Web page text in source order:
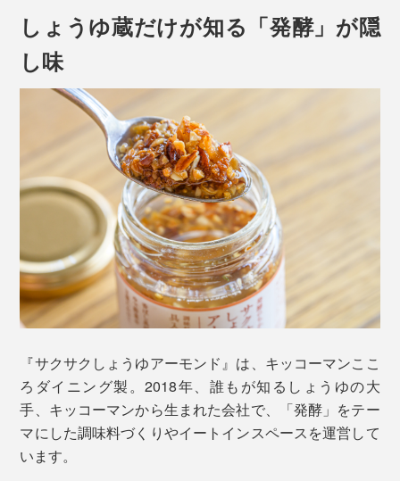
おいしさの秘訣 2.
しょうゆを、凍らせて真空乾燥した、フレーク状の「フ
リーズドライしょうゆ」を配合。
しょうゆを搾る前の「もろみ」も加えているので、噛む
と、しょうゆと大豆の深い旨みがジュワッと広がりま
しょうゆを搾る前のしょうゆもろみ
ッコリー」に。
切っただけの「アボカドとトマトのサラダ」に。それぞ
れかけるだけで、香味豊かな一品を味わえます。
しょうゆ蔵だけが知る「発酵」が隠
し味
『サクサクしょうゆアーモンド』は、キッコーマンここ
ろダイニング製。2018年、誰もが知るしょうゆの大
手、キッコーマンから生まれた会社で、「発酵」をテー
マにした調味料づくりやイートインスペースを運営して
います。